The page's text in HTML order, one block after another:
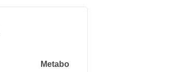
Metabo